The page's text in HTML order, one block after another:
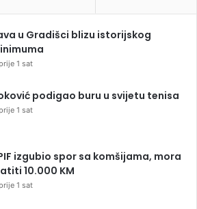
u Gradišci blizu istorijskog
1 sat
podigao buru u svijetu tenisa
1 sat
izgubio spor sa komšijama, mora
10.000 KM
1 sat